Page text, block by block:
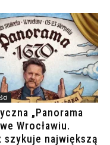
„Panorama
Wrocławiu.
szykuje największą